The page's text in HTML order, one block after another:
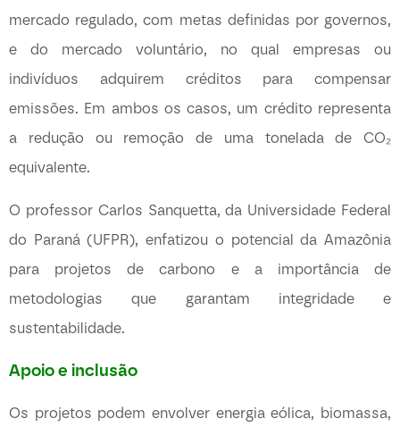
mercado regulado, com metas definidas por governos,
e do mercado voluntário, no qual empresas ou
indivíduos adquirem créditos para compensar
emissões. Em ambos os casos, um crédito representa
a redução ou remoção de uma tonelada de CO₂
equivalente.
O professor Carlos Sanquetta, da Universidade Federal
do Paraná (UFPR), enfatizou o potencial da Amazônia
para projetos de carbono e a importância de
metodologias que garantam integridade e
sustentabilidade.
Apoio e inclusão
Os projetos podem envolver energia eólica, biomassa,